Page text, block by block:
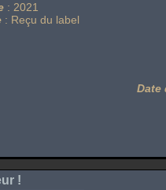
: 2021
: Reçu du label
Date
!